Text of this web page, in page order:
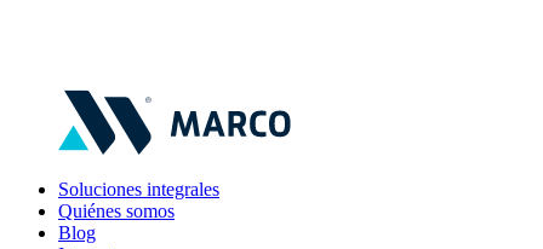
Soluciones integrales
Quiénes somos
Blog